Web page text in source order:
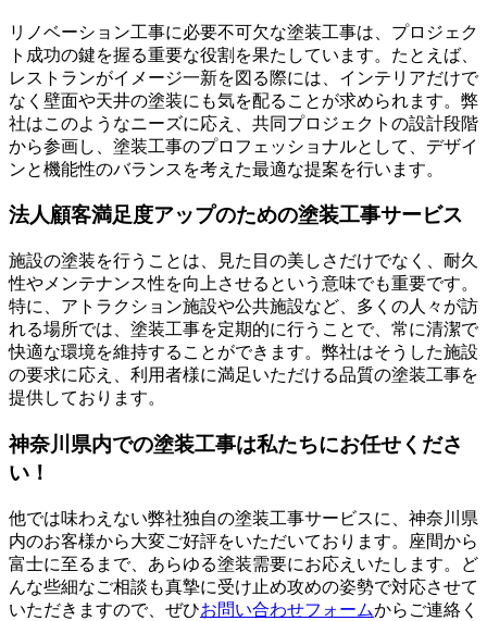
リノベーション工事に必要不可欠な塗装工事は、プロジェク
ト成功の鍵を握る重要な役割を果たしています。たとえば、
レストランがイメージ一新を図る際には、インテリアだけで
なく壁面や天井の塗装にも気を配ることが求められます。弊
社はこのようなニーズに応え、共同プロジェクトの設計段階
から参画し、塗装工事のプロフェッショナルとして、デザイ
ンと機能性のバランスを考えた最適な提案を行います。
法人顧客満足度アップのための塗装工事サービス
施設の塗装を行うことは、見た目の美しさだけでなく、耐久
性やメンテナンス性を向上させるという意味でも重要です。
特に、アトラクション施設や公共施設など、多くの人々が訪
れる場所では、塗装工事を定期的に行うことで、常に清潔で
快適な環境を維持することができます。弊社はそうした施設
の要求に応え、利用者様に満足いただける品質の塗装工事を
提供しております。
神奈川県内での塗装工事は私たちにお任せくださ
い！
他では味わえない弊社独自の塗装工事サービスに、神奈川県
内のお客様から大変ご好評をいただいております。座間から
富士に至るまで、あらゆる塗装需要にお応えいたします。ど
んな些細なご相談も真摯に受け止め攻めの姿勢で対応させて
いただきますので、ぜひお問い合わせフォームからご連絡く